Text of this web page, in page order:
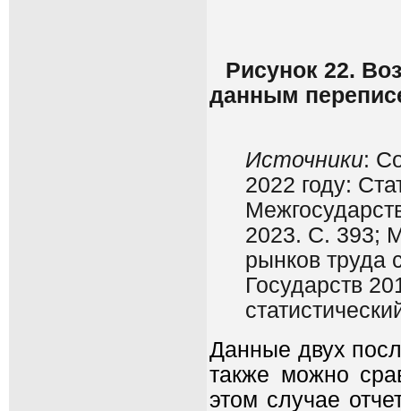
Рисунок 22.
данным
Источники:
2022 году:
2023. С. 393;
рынков труда
Государств
Данные двух
также можно
этом случае